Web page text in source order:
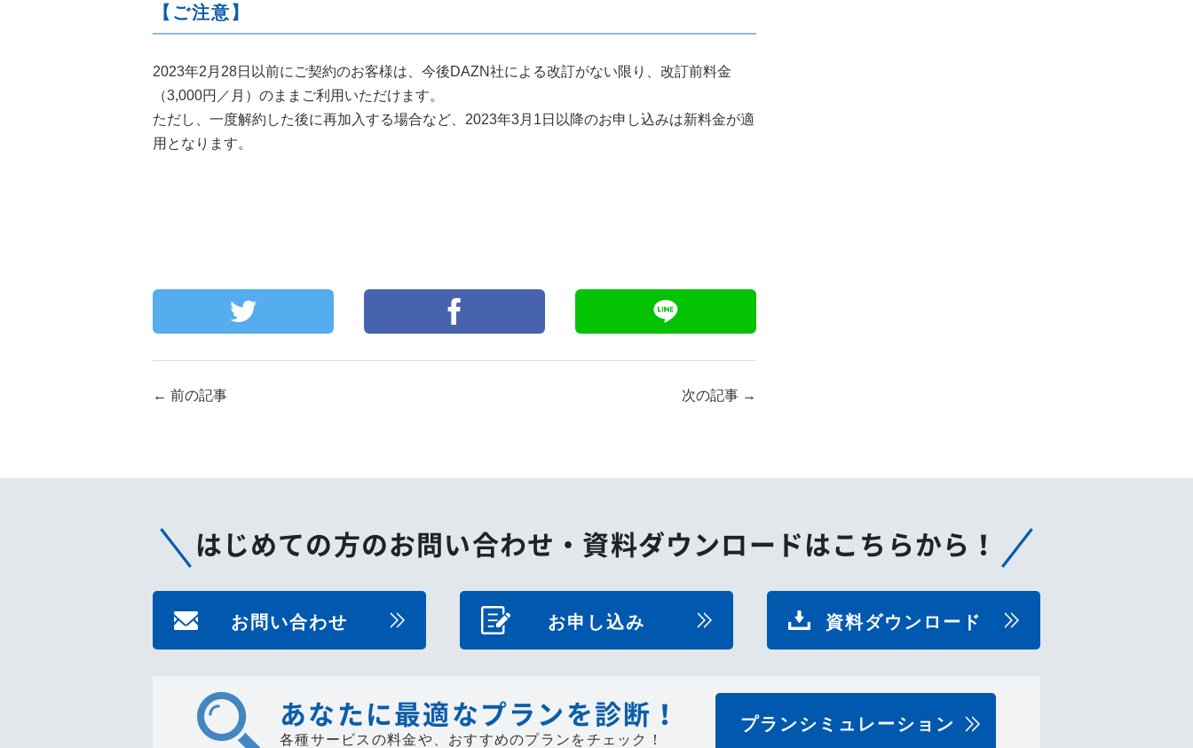
【ご注意】
2023年2月28日以前にご契約のお客様は、今後DAZN社による改訂がない限り、改訂前料金
（3,000円／月）のままご利用いただけます。
ただし、一度解約した後に再加入する場合など、2023年3月1日以降のお申し込みは新料金が適
用となります。
← 前の記事 次の記事 →
はじめての方のお問い合わせ・ 資料ダウンロードはこちらから！
お問い合わせ お申し込み 資料ダウンロード
あなたに最適なプランを診断！
各種サービスの料金や、 おすすめのプランをチェック！
プランシミュレーション